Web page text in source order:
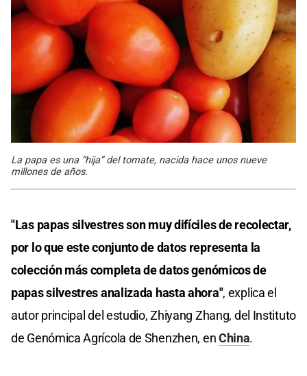
La papa es una “hija” del tomate, nacida hace unos nueve
millones de años.
"Las papas silvestres son muy difíciles de recolectar,
por lo que este conjunto de datos representa la
colección más completa de datos genómicos de
papas silvestres analizada hasta ahora", explica el
autor principal del estudio, Zhiyang Zhang, del Instituto
de Genómica Agrícola de Shenzhen, enChina.